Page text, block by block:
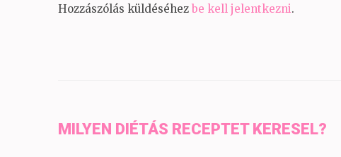
Hozzászólás küldéséhez be kell jelentkezni.
MILYEN DIÉTÁS RECEPTET KERESEL?